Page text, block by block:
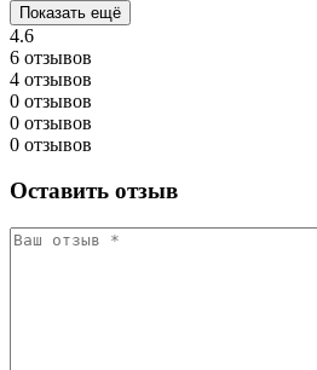
Показать ещё
4.6
6 отзывов
4 отзывов
0 отзывов
0 отзывов
0 отзывов
Оставить отзыв